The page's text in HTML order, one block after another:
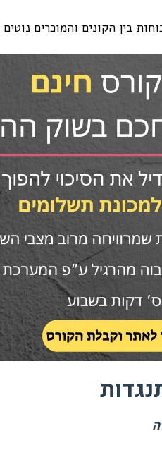
בין הקונים והמוכרים